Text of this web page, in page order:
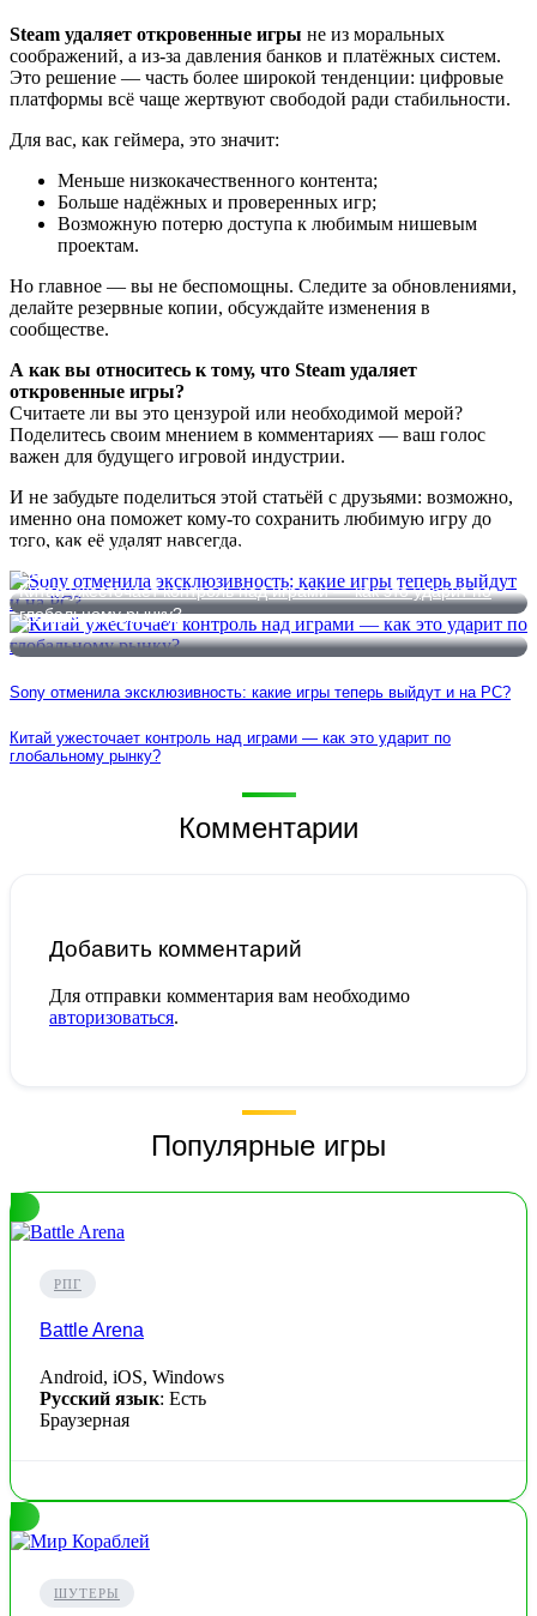
Steam удаляет откровенные игры не из моральных
соображений, а из-за давления банков и платёжных систем.
Это решение — часть более широкой тенденции: цифровые
платформы всё чаще жертвуют свободой ради стабильности.
Для вас, как геймера, это значит:
Меньше низкокачественного контента;
Больше надёжных и проверенных игр;
Возможную потерю доступа к любимым нишевым
проектам.
Но главное — вы не беспомощны. Следите за обновлениями,
делайте резервные копии, обсуждайте изменения в
сообществе.
А как вы относитесь к тому, что Steam удаляет
откровенные игры?
Считаете ли вы это цензурой или необходимой мерой?
Поделитесь своим мнением в комментариях — ваш голос
важен для будущего игровой индустрии.
И не забудьте поделиться этой статьёй с друзьями: возможно,
именно она поможет кому-то сохранить любимую игру до
того, как её удалят навсегда.
Sony отменила эксклюзивность: какие игры теперь выйдут и на
РС?
Китай ужесточает контроль над играми — как это ударит по
глобальному рынку?
Sony отменила эксклюзивность: какие игры теперь выйдут и на РС?
Китай ужесточает контроль над играми — как это ударит по
глобальному рынку?
Комментарии
Добавить комментарий
Для отправки комментария вам необходимо
авторизоваться.
Популярные игры
РПГ
Battle Arena
Android, iOS, Windows
Русский язык: Есть
Браузерная
ШУТЕРЫ